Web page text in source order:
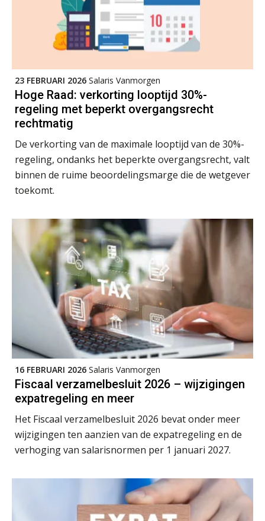
23 FEBRUARI 2026 Salaris Vanmorgen
Hoge Raad: verkorting looptijd 30%-
regeling met beperkt overgangsrecht
rechtmatig
De verkorting van de maximale looptijd van de 30%-
regeling, ondanks het beperkte overgangsrecht, valt
binnen de ruime beoordelingsmarge die de wetgever
toekomt.
16 FEBRUARI 2026 Salaris Vanmorgen
Fiscaal verzamelbesluit 2026 – wijzigingen
expatregeling en meer
Het Fiscaal verzamelbesluit 2026 bevat onder meer
wijzigingen ten aanzien van de expatregeling en de
verhoging van salarisnormen per 1 januari 2027.
MOCuitgevers
25
AUG
MOCuitgevers
25
AUG
Online Opleiding Praktijkdiploma Loonadministratie (PDL)
MOCuitgevers
25
AUG
Summercourse Internationaal/grensoverschrijdend werken
MOCuitgevers
AUG
Markus Verbeek Praehep
26
AUG
Summercourse Impact en invloed van AI op de salarisverwerking (basis)
MOCuitgevers
Summercourse Impact en invloed van AI op de salarisverwerking (verdieping)
MOCuitgevers
28
Online Vakopleiding Payroll Services (VPS)
MOCuitgevers
28
Opfriscursus VPS (NIRPA PE)
31
AUG
Praktijkdiploma Loonadministratie (PDL®)
Markus Verbeek Praehep
Cursus Van salarisadministrateur naar beloningsadviseur (basis)
MOCuitgevers